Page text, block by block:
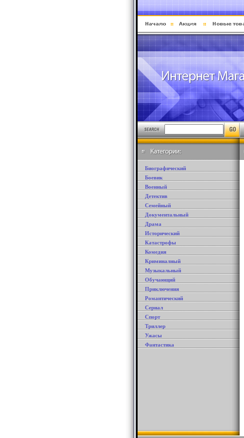
Биографический
Боевик
Военный
Детектив
Семейный
Документальный
Драма
Исторический
Катастрофы
Комедия
Криминалный
Музыкальный
Обучающий
Приключения
Романтический
Сериал
Спорт
Триллер
Ужасы
Фантастика